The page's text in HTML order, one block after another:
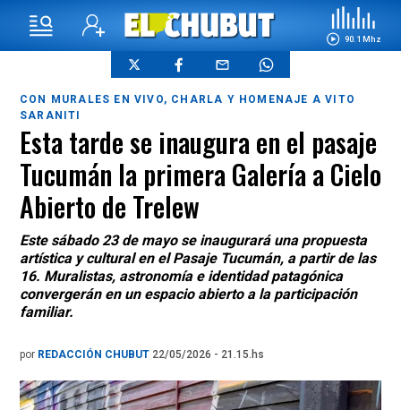
90.1 Mhz
CON MURALES EN VIVO, CHARLA Y HOMENAJE A VITO
SARANITI
Esta tarde se inaugura en el pasaje
Tucumán la primera Galería a Cielo
Abierto de Trelew
Este sábado 23 de mayo se inaugurará una propuesta
artística y cultural en el Pasaje Tucumán, a partir de las
16. Muralistas, astronomía e identidad patagónica
convergerán en un espacio abierto a la participación
familiar.
por REDACCIÓN CHUBUT 22/05/2026 - 21.15.hs